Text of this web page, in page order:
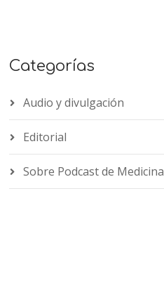
Categorías
Audio y divulgación
Editorial
Sobre Podcast de Medicina